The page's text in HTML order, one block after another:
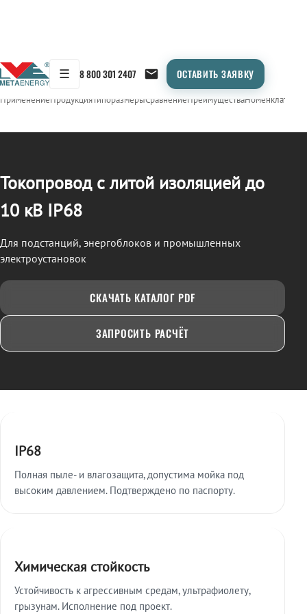
☰ 8 800 301 2407 ОСТАВИТЬ ЗАЯВКУ
← Продукция/ТОКОПРОВОД
ПрименениеПродукцияТипоразмерыСравнениеПреимуществаНоменклатура
Токопровод с литой изоляцией до
10 кВ IP68
Для подстанций, энергоблоков и промышленных
электроустановок
СКАЧАТЬ КАТАЛОГ PDF
ЗАПРОСИТЬ РАСЧЁТ
IP68
Полная пыле- и влагозащита, допустима мойка под
высоким давлением. Подтверждено по паспорту.
Химическая стойкость
Устойчивость к агрессивным средам, ультрафиолету,
грызунам. Исполнение под проект.